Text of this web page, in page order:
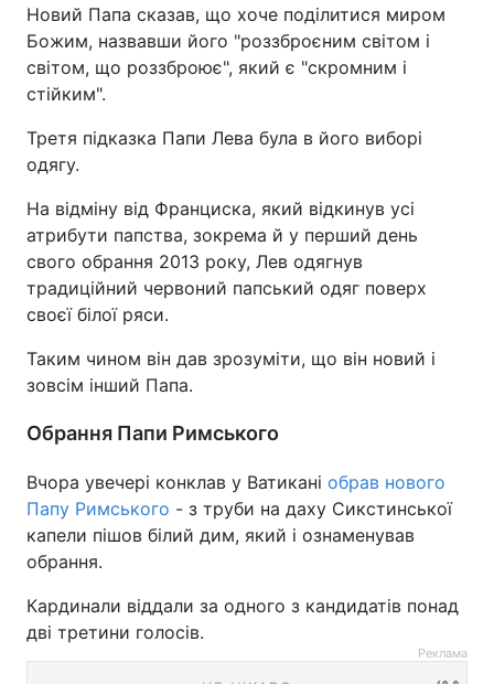
Новий Папа сказав, що хоче поділитися миром
Божим, назвавши його "роззброєним світом і
світом, що роззброює", який є "скромним і
стійким".
Третя підказка Папи Лева була в його виборі
одягу.
На відміну від Франциска, який відкинув усі
атрибути папства, зокрема й у перший день
свого обрання 2013 року, Лев одягнув
традиційний червоний папський одяг поверх
своєї білої ряси.
Таким чином він дав зрозуміти, що він новий і
зовсім інший Папа.
Обрання Папи Римського
Вчора увечері конклав у Ватикані обрав нового
Папу Римського - з труби на даху Сикстинської
капели пішов білий дим, який і ознаменував
обрання.
Кардинали віддали за одного з кандидатів понад
дві третини голосів.
Реклама